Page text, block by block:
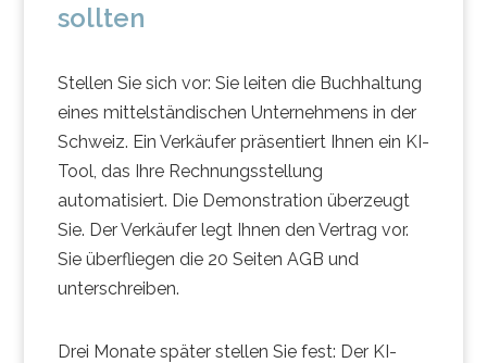
sollten
Stellen Sie sich vor: Sie leiten die Buchhaltung
eines mittelständischen Unternehmens in der
Schweiz. Ein Verkäufer präsentiert Ihnen ein KI-
Tool, das Ihre Rechnungsstellung
automatisiert. Die Demonstration überzeugt
Sie. Der Verkäufer legt Ihnen den Vertrag vor.
Sie überfliegen die 20 Seiten AGB und
unterschreiben.
Drei Monate später stellen Sie fest: Der KI-